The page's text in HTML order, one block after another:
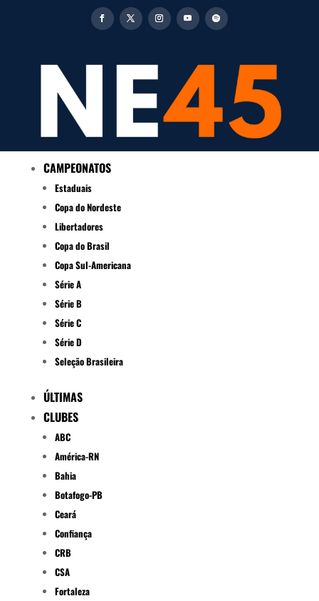
CAMPEONATOS
Estaduais
Copa do Nordeste
Libertadores
Copa do Brasil
Copa Sul-Americana
Série A
Série B
Série C
Série D
Seleção Brasileira
ÚLTIMAS
CLUBES
ABC
América-RN
Bahia
Botafogo-PB
Ceará
Confiança
CRB
CSA
Fortaleza